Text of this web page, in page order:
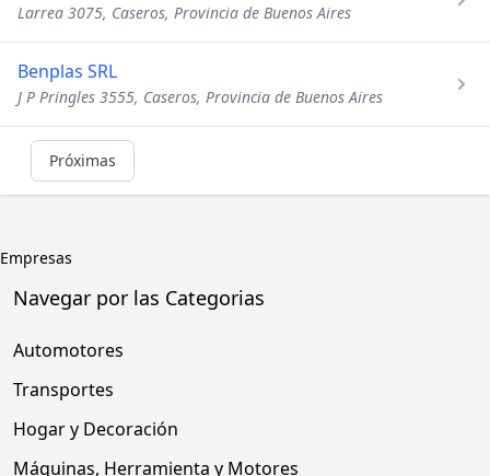
Larrea 3075, Caseros, Provincia de Buenos Aires
Benplas SRL
J P Pringles 3555, Caseros, Provincia de Buenos Aires
Próximas
Empresas
Navegar por las Categorias
Automotores
Transportes
Hogar y Decoración
Máquinas, Herramienta y Motores